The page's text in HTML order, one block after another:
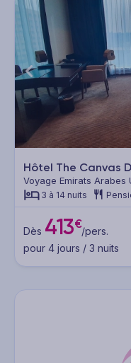
Hôtel The Canvas
Voyage Emirats Arabes
3 à 14 nuits
Dès 413€/pers.
pour 4 jours / 3 nuits